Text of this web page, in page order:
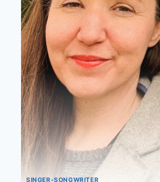
SINGER-SONGWRITER